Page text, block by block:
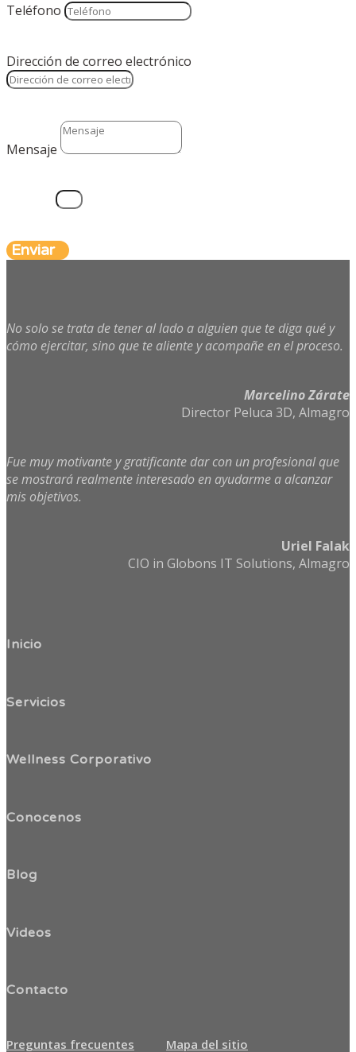
Teléfono
Dirección de correo electrónico
Mensaje
Enviar
No solo se trata de tener al lado a alguien que te diga qué y
cómo ejercitar, sino que te aliente y acompañe en el proceso.
Marcelino Zárate
Director Peluca 3D, Almagro
Fue muy motivante y gratificante dar con un profesional que
se mostrará realmente interesado en ayudarme a alcanzar
mis objetivos.
Uriel Falak
CIO in Globons IT Solutions, Almagro
Inicio
Servicios
Wellness Corporativo
Conocenos
Blog
Videos
Contacto
Preguntas frecuentes Mapa del sitio